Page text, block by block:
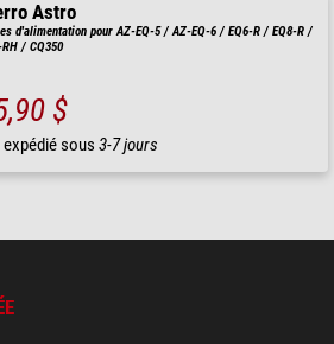
Astro
d'alimentation pour AZ-EQ-5 / AZ-EQ-6 / EQ6-R / EQ8-R /
RH / CQ350
$
expédié sous3-7 jours